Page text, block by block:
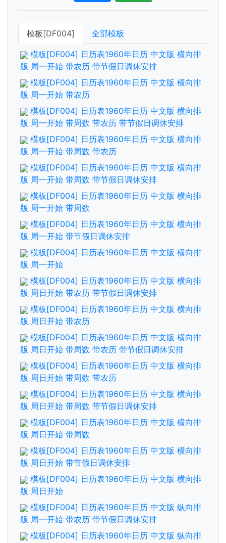
模板[DF004] 全部模板
模板[DF004] 日历表1960年日历 中文版 横向排
版 周一开始 带农历 带节假日调休安排
模板[DF004] 日历表1960年日历 中文版 横向排
版 周一开始 带农历
模板[DF004] 日历表1960年日历 中文版 横向排
版 周一开始 带周数 带农历 带节假日调休安排
模板[DF004] 日历表1960年日历 中文版 横向排
版 周一开始 带周数 带农历
模板[DF004] 日历表1960年日历 中文版 横向排
版 周一开始 带周数 带节假日调休安排
模板[DF004] 日历表1960年日历 中文版 横向排
版 周一开始 带周数
模板[DF004] 日历表1960年日历 中文版 横向排
版 周一开始 带节假日调休安排
模板[DF004] 日历表1960年日历 中文版 横向排
版 周一开始
模板[DF004] 日历表1960年日历 中文版 横向排
版 周日开始 带农历 带节假日调休安排
模板[DF004] 日历表1960年日历 中文版 横向排
版 周日开始 带农历
模板[DF004] 日历表1960年日历 中文版 横向排
版 周日开始 带周数 带农历 带节假日调休安排
模板[DF004] 日历表1960年日历 中文版 横向排
版 周日开始 带周数 带农历
模板[DF004] 日历表1960年日历 中文版 横向排
版 周日开始 带周数 带节假日调休安排
模板[DF004] 日历表1960年日历 中文版 横向排
版 周日开始 带周数
模板[DF004] 日历表1960年日历 中文版 横向排
版 周日开始 带节假日调休安排
模板[DF004] 日历表1960年日历 中文版 横向排
版 周日开始
模板[DF004] 日历表1960年日历 中文版 纵向排
版 周一开始 带农历 带节假日调休安排
模板[DF004] 日历表1960年日历 中文版 纵向排